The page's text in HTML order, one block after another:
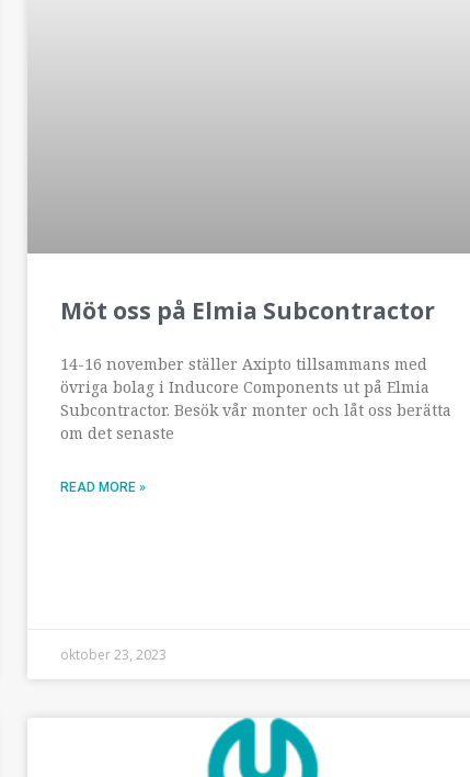
Möt oss på Elmia Subcontractor
14-16 november ställer Axipto tillsammans med
övriga bolag i Inducore Components ut på Elmia
Subcontractor. Besök vår monter och låt oss berätta
om det senaste
READ MORE »
oktober 23, 2023